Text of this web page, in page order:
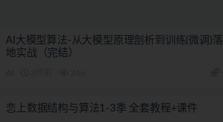
AI大模型算法-从大模型原理剖析到训练(微调)落
地实战（完结）
恋上数据结构与算法1-3季 全套教程+课件